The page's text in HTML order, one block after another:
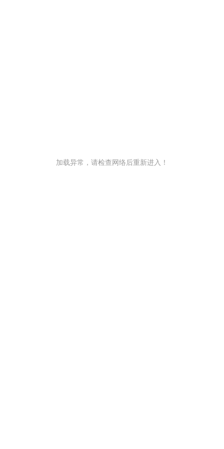
加载异常，请检查网络后重新进入！